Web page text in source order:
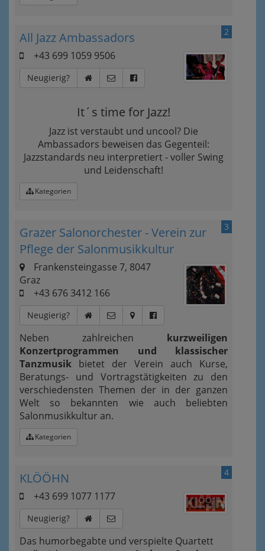
2
All Jazz Ambassadors
+43 699 1059 9506
Neugierig?
It´s time for Jazz!
Jazz ist verstaubt und uncool? Die
Ambassadors beweisen das Gegenteil:
Jazzstandards neu interpretiert - voller Swing
und Leidenschaft!
Kategorien
3
Grazer Salonorchester - Verein zur
Pflege der Salonmusikkultur
Frankensteingasse 7, 8047
Graz
+43 676 3412 166
Neugierig?
Neben zahlreichen kurzweiligen
Konzertprogrammen und klassischer
Tanzmusik bietet der Verein auch Kurse,
Beratungs- und Vortragstätigkeiten zu den
verschiedensten Themen der in der ganzen
Welt so bekannten wie auch beliebten
Salonmusikkultur an.
Kategorien
4
KLÖÖHN
+43 699 1077 1177
Neugierig?
Das humorbegabte und verspielte Quartett